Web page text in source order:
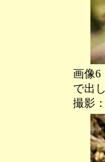
画像6
で出
撮影